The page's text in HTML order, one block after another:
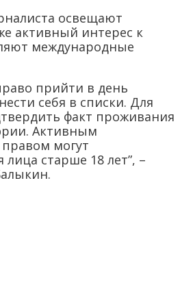
освещают
активный интерес к
международные
прийти в день
себя в списки. Для
факт проживания
Активным
могут
лица старше 18 лет”, –